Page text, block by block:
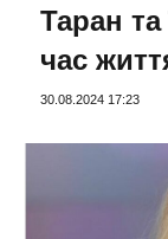
Таран та
час
30.08.2024 17:23